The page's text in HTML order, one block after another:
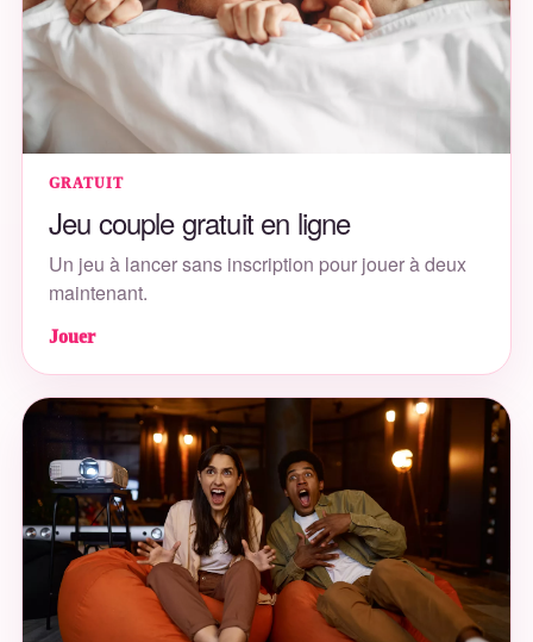
GRATUIT
Jeu couple gratuit en ligne
Un jeu à lancer sans inscription pour jouer à deux
maintenant.
Jouer